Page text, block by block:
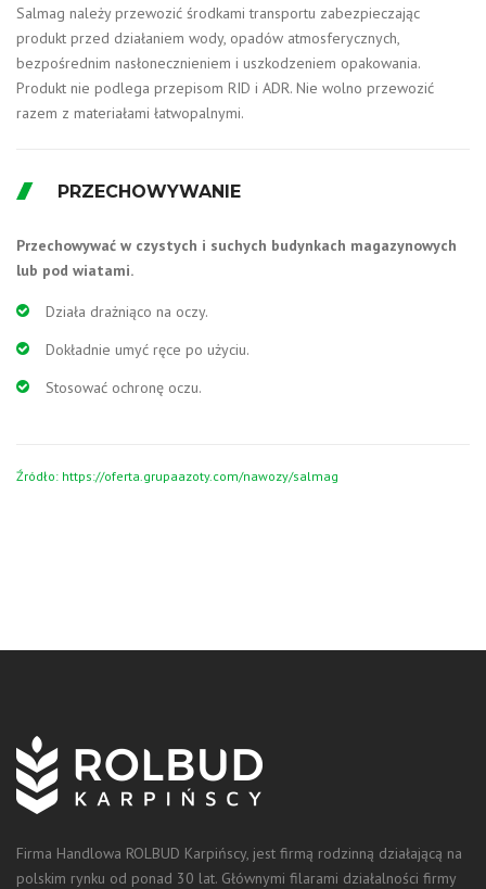
Salmag należy przewozić środkami transportu zabezpieczając
produkt przed działaniem wody, opadów atmosferycznych,
bezpośrednim nasłonecznieniem i uszkodzeniem opakowania.
Produkt nie podlega przepisom RID i ADR. Nie wolno przewozić
razem z materiałami łatwopalnymi.
PRZECHOWYWANIE
Przechowywać w czystych i suchych budynkach magazynowych
lub pod wiatami.
Działa drażniąco na oczy.
Dokładnie umyć ręce po użyciu.
Stosować ochronę oczu.
Źródło: https://oferta.grupaazoty.com/nawozy/salmag
Firma Handlowa ROLBUD Karpińscy, jest firmą rodzinną działającą na
polskim rynku od ponad 30 lat. Głównymi filarami działalności firmy